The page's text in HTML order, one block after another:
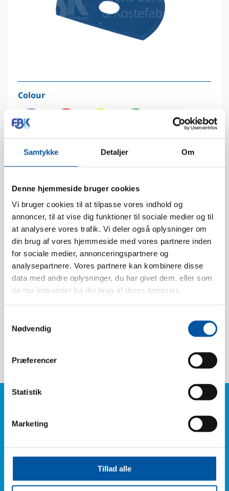
Samtykke Detaljer Om
Denne hjemmeside bruger cookies
Vi bruger cookies til at tilpasse vores indhold og
annoncer, til at vise dig funktioner til sociale medier og til
at analysere vores trafik. Vi deler også oplysninger om
din brug af vores hjemmeside med vores partnere inden
for sociale medier, annonceringspartnere og
analysepartnere. Vores partnere kan kombinere disse
data med andre oplysninger, du har givet dem, eller som
de har indsamlet fra din brug af deres tjenester.
Nødvendig
Præferencer
Statistik
Marketing
Tillad alle
Colour
2
Technical data
Heat tolerance:
120 °C
Pack size:
20 Pcs.
Weight:
0.03
Box dimension:
16 x 13 x 4
EAN pcs.:
5704161510235
EAN box:
5704161110237
Tariff Number:
Do you have any
Phone: +45
6614 3661
Or fill in our contact form and you will hear from us.